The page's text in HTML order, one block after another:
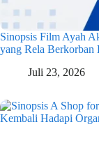
Sinopsis Film Ayah
yang Rela Berkorban
Juli 23, 2026